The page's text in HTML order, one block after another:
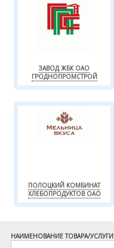
ЗАВОД ЖБК ОАО
ГРОДНОПРОМСТРОЙ
ПОЛОЦКИЙ КОМБИНАТ
ХЛЕБОПРОДУКТОВ ОАО
НАИМЕНОВАНИЕ ТОВАРА/УСЛУГИ